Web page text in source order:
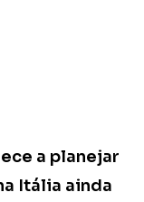
a planejar
Itália ainda